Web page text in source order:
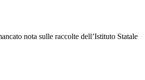
nota sulle raccolte dell’Istituto Statale